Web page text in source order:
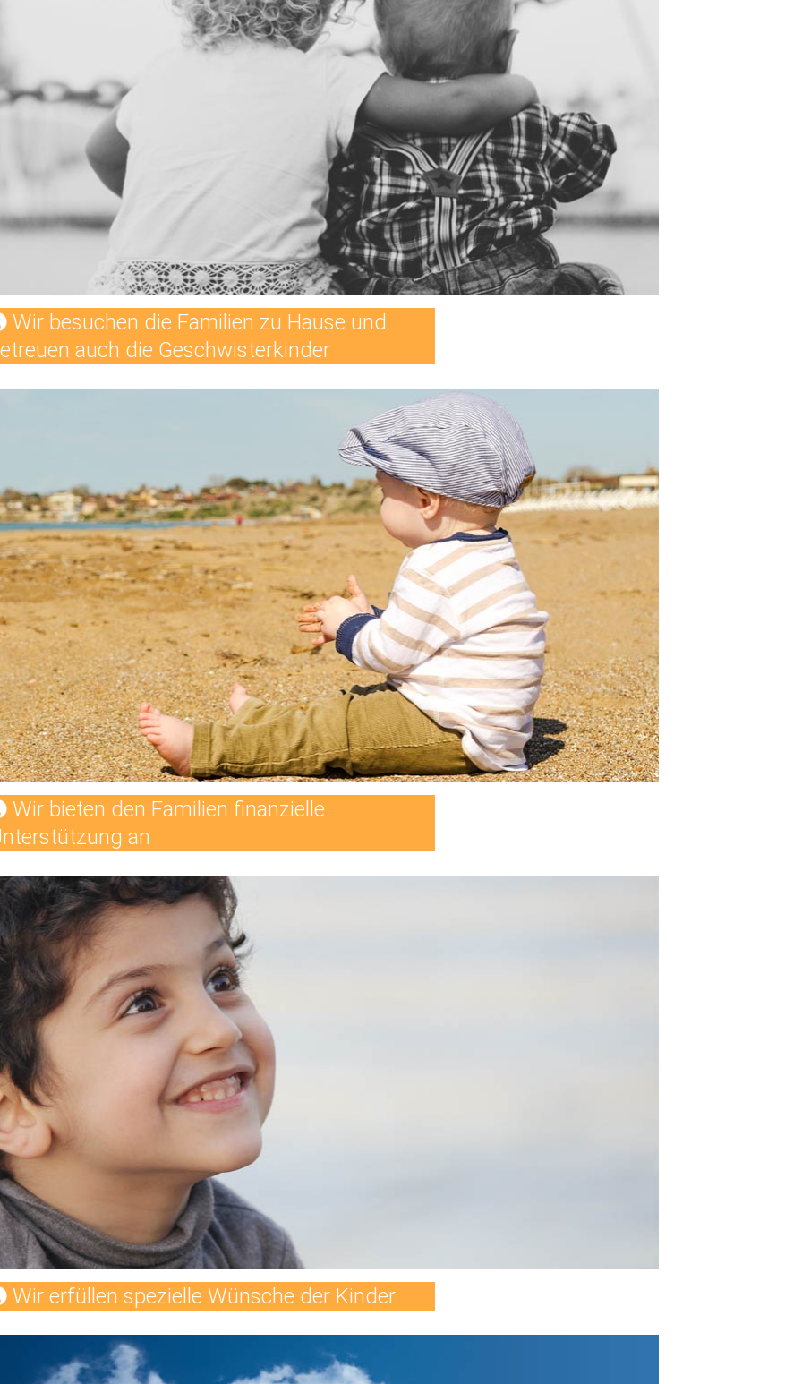
Wir besuchen die Familien zu Hause und
auch die Geschwisterkinder
Wir bieten den Familien finanzielle
an
Wir erfüllen spezielle Wünsche der Kinder